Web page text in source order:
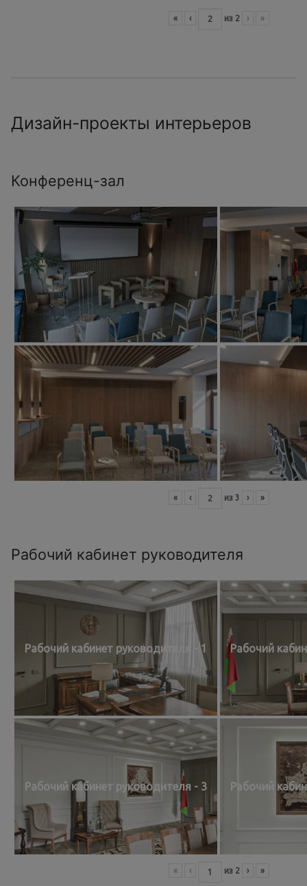
« ‹ из 2 › »
Дизайн-проекты интерьеров
Конференц-зал
« ‹ из 3 › »
Рабочий кабинет руководителя
Рабочий кабинет руководителя - 1 Рабочий
Рабочий кабинет руководителя - 3 Рабочий
« ‹ из 2 › »